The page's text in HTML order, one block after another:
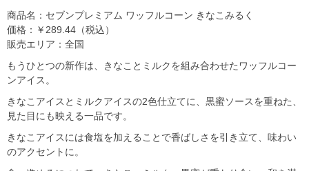
商品名：セブンプレミアム ワッフルコーン きなこみるく
価格：￥289.44（税込）
販売エリア：全国
もうひとつの新作は、きなことミルクを組み合わせたワッフルコー
ンアイス。
きなこアイスとミルクアイスの2色仕立てに、黒蜜ソースを重ねた、
見た目にも映える一品です。
きなこアイスには食塩を加えることで香ばしさを引き立て、味わい
のアクセントに。